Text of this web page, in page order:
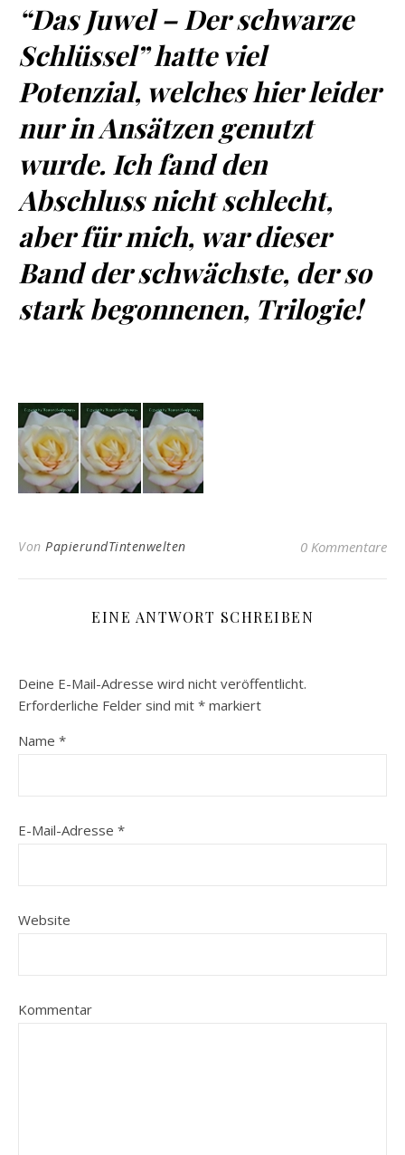
“Das Juwel – Der schwarze
Schlüssel” hatte viel
Potenzial, welches hier leider
nur in Ansätzen genutzt
wurde. Ich fand den
Abschluss nicht schlecht,
aber für mich, war dieser
Band der schwächste, der so
stark begonnenen, Trilogie!
Von PapierundTintenwelten 0 Kommentare
EINE ANTWORT SCHREIBEN
Deine E-Mail-Adresse wird nicht veröffentlicht.
Erforderliche Felder sind mit * markiert
Name *
E-Mail-Adresse *
Website
Kommentar